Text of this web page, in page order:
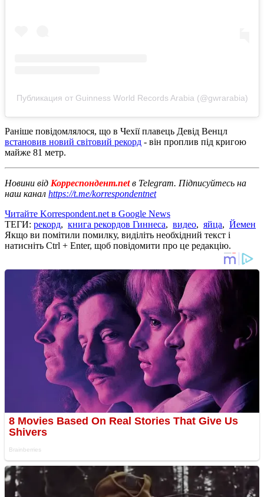
Публикация от Guinness World Records Arabia (@gwrarabia)
Раніше повідомлялося, що в Чехії плавець Девід Венцл
встановив новий світовий рекорд - він проплив під кригою
майже 81 метр.
Новини від Корреспондент.netв Telegram. Підписуйтесь на
наш канал https://t.me/korrespondentnet
Читайте Korrespondent.net в Google News
ТЕГИ: рекорд, книга рекордов Гиннеса, видео, яйца, Йемен
Якщо ви помітили помилку, виділіть необхідний текст і
натисніть Ctrl + Enter, щоб повідомити про це редакцію.